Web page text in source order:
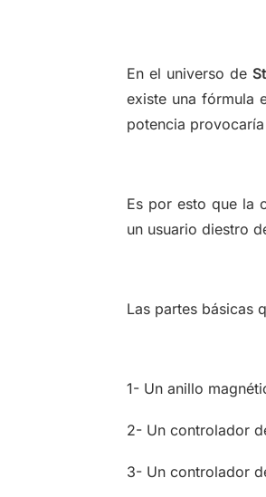
En el universo de
existe una fórmula
potencia
Es por esto que la
un usuario diestro
Las partes básicas
1- Un anillo
2- Un controlador
3- Un controlador